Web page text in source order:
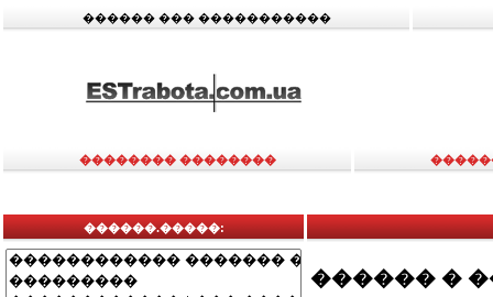
������ ��� �����������
�������� ��������
������.�����:
������ �